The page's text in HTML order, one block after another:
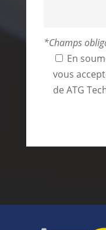
*Champs
En
vous
de ATG